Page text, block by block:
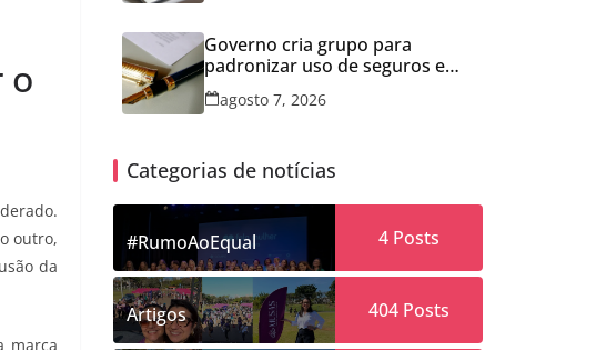
o
outro,
da
marca
Governo cria grupo para
padronizar uso de seguros em
concessões
agosto 7, 2026
Categorias de notícias
#RumoAoEqual 4Posts
Artigos 404Posts